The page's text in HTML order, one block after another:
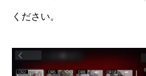
ください。